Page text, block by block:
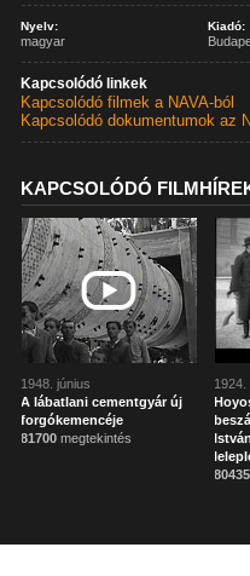
Nyelv:
magyar
Kiadó:
Kapcsolódó linkek
Kapcsolódó filmek a NAVA-ból
Kapcsolódó dokumentumok az
KAPCSOLÓDÓ
1948. június
A lábatlani cementgyár új
forgókemencéje
81700 megtekintés
1924.
80435